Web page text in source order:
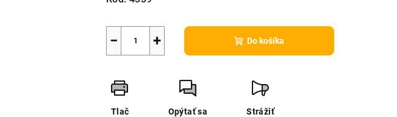
+
− Do košíka
Tlač Opýtať sa Strážiť